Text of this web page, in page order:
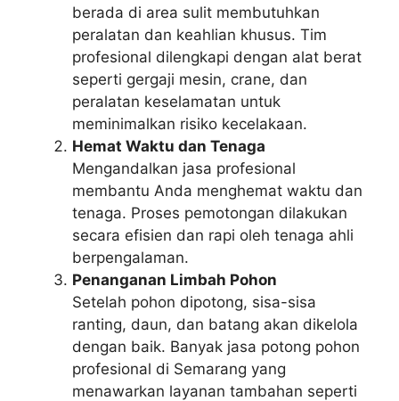
berada di area sulit membutuhkan
peralatan dan keahlian khusus. Tim
profesional dilengkapi dengan alat berat
seperti gergaji mesin, crane, dan
peralatan keselamatan untuk
meminimalkan risiko kecelakaan.
Hemat Waktu dan Tenaga
Mengandalkan jasa profesional
membantu Anda menghemat waktu dan
tenaga. Proses pemotongan dilakukan
secara efisien dan rapi oleh tenaga ahli
berpengalaman.
Penanganan Limbah Pohon
Setelah pohon dipotong, sisa-sisa
ranting, daun, dan batang akan dikelola
dengan baik. Banyak jasa potong pohon
profesional di Semarang yang
menawarkan layanan tambahan seperti